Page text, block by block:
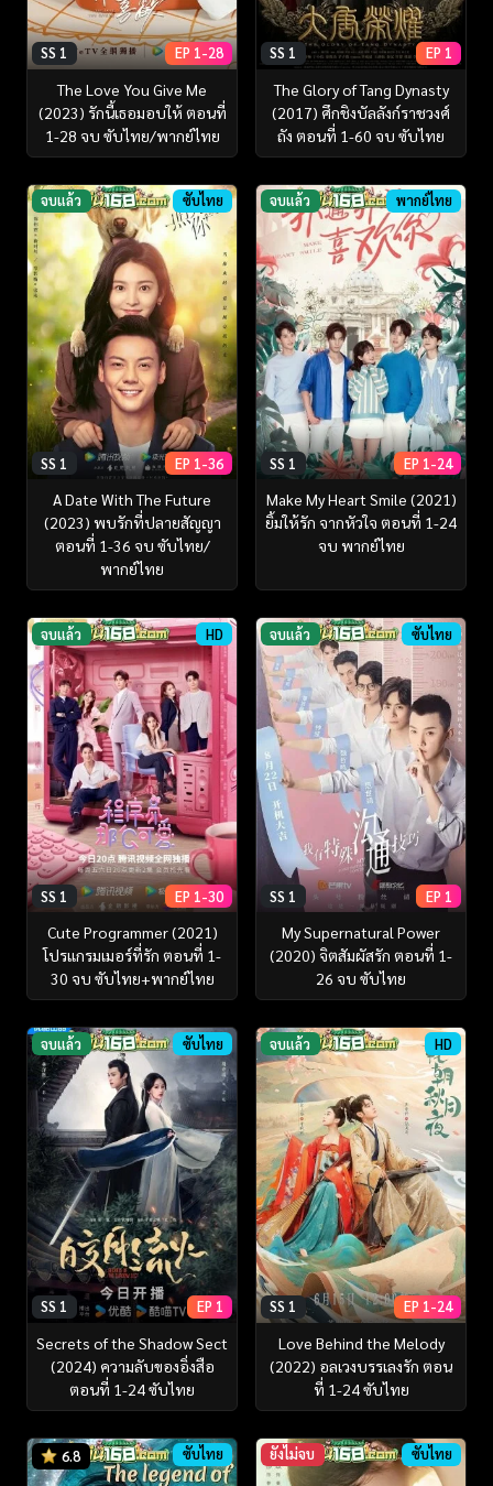
SS 1 EP 1-28
The Love You Give Me
(2023) รักนี้เธอมอบให้ ตอนที่
1-28 จบ ซับไทย/พากย์ไทย
SS 1 EP 1
The Glory of Tang Dynasty
(2017) ศึกชิงบัลลังก์ราชวงศ์
ถัง ตอนที่ 1-60 จบ ซับไทย
จบแล้ว ซับไทย
SS 1 EP 1-36
A Date With The Future
(2023) พบรักที่ปลายสัญญา
ตอนที่ 1-36 จบ ซับไทย/
พากย์ไทย
จบแล้ว พากย์ไทย
SS 1 EP 1-24
Make My Heart Smile (2021)
ยิ้มให้รัก จากหัวใจ ตอนที่ 1-24
จบ พากย์ไทย
จบแล้ว HD
SS 1 EP 1-30
Cute Programmer (2021)
โปรแกรมเมอร์ที่รัก ตอนที่ 1-
30 จบ ซับไทย+พากย์ไทย
จบแล้ว ซับไทย
SS 1 EP 1
My Supernatural Power
(2020) จิตสัมผัสรัก ตอนที่ 1-
26 จบ ซับไทย
จบแล้ว ซับไทย
SS 1 EP 1
Secrets of the Shadow Sect
(2024) ความลับของอิ่งสือ
ตอนที่ 1-24 ซับไทย
จบแล้ว HD
SS 1 EP 1-24
Love Behind the Melody
(2022) อลเวงบรรเลงรัก ตอน
ที่ 1-24 ซับไทย
6.8 ซับไทย ยังไม่จบ ซับไทย